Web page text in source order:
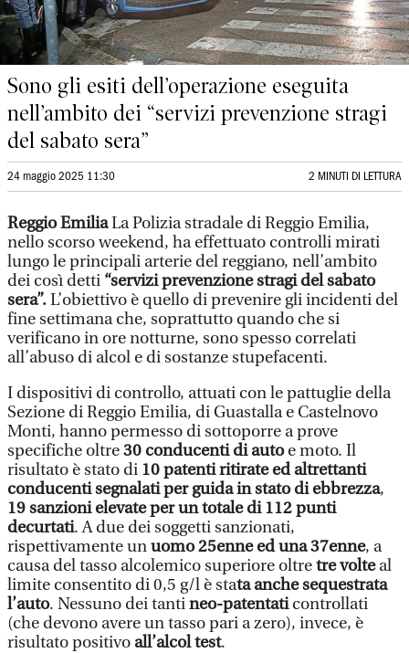
Sono gli esiti dell’operazione eseguita
nell’ambito dei “servizi prevenzione stragi
del sabato sera”
24 maggio 2025 11:30 2 MINUTI DI LETTURA
Reggio EmiliaLa Polizia stradale di Reggio Emilia,
nello scorso weekend, ha effettuato controlli mirati
lungo le principali arterie del reggiano, nell’ambito
dei così detti “servizi prevenzione stragi del sabato
sera”.L’obiettivo è quello di prevenire gli incidenti del
fine settimana che, soprattutto quando che si
verificano in ore notturne, sono spesso correlati
all’abuso di alcol e di sostanze stupefacenti.
I dispositivi di controllo, attuati con le pattuglie della
Sezione di Reggio Emilia, di Guastalla e Castelnovo
Monti, hanno permesso di sottoporre a prove
specifiche oltre30 conducenti di autoe moto. Il
risultato è stato di 10 patenti ritirate ed altrettanti
conducenti segnalati per guida in stato di ebbrezza,
19 sanzioni elevate per un totale di 112 punti
decurtati. A due dei soggetti sanzionati,
rispettivamente unuomo 25enne ed una 37enne, a
causa del tasso alcolemico superiore oltretre volteal
limite consentito di 0,5 g/l è stata anche sequestrata
l’auto. Nessuno dei tantineo-patentaticontrollati
(che devono avere un tasso pari a zero), invece, è
risultato positivo all’alcol test.